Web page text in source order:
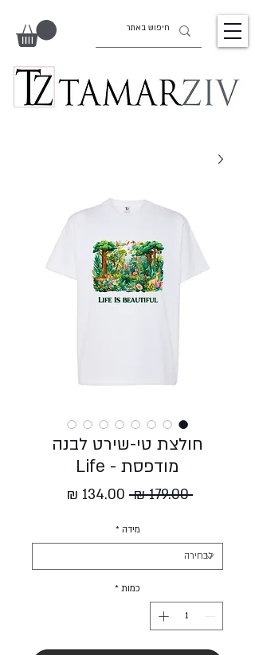
חולצת טי-שירט לבנה
מודפסת - Life
‏179.00 ‏₪
מחיר
מידה *
כמות *